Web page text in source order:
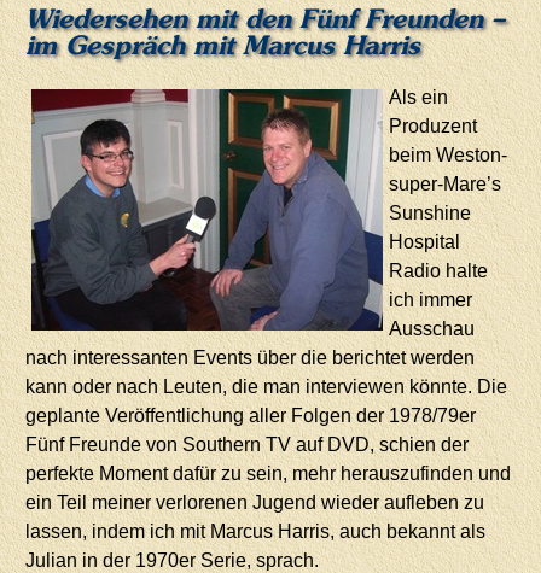
Wiedersehen mit den Fünf Freunden –
im Gespräch mit Marcus Harris
Als ein
Produzent
beim Weston-
super-Mare’s
Sunshine
Hospital
Radio halte
ich immer
Ausschau
nach interessanten Events über die berichtet werden
kann oder nach Leuten, die man interviewen könnte. Die
geplante Veröffentlichung aller Folgen der 1978/79er
Fünf Freunde von Southern TV auf DVD, schien der
perfekte Moment dafür zu sein, mehr herauszufinden und
ein Teil meiner verlorenen Jugend wieder aufleben zu
lassen, indem ich mit Marcus Harris, auch bekannt als
Julian in der 1970er Serie, sprach.